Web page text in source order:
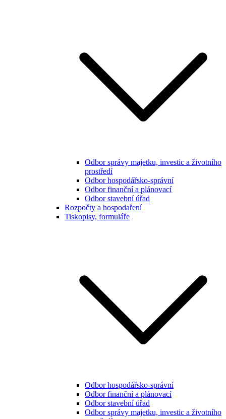
Odbor správy majetku, investic a životního
prostředí
Odbor hospodářsko-správní
Odbor finanční a plánovací
Odbor stavební úřad
Rozpočty a hospodaření
Tiskopisy, formuláře
Odbor hospodářsko-správní
Odbor finanční a plánovací
Odbor stavební úřad
Odbor správy majetku, investic a životního